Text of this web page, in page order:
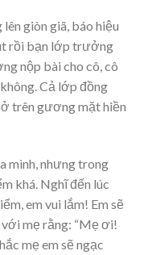
giòn giã, báo hiệu
rồi bạn lớp trưởng
nộp bài cho cô, cô
Cả lớp đồng
trên gương mặt hiền
mình, nhưng trong
khá. Nghĩ đến lúc
em vui lắm! Em sẽ
mẹ rằng: “Mẹ ơi!
mẹ em sẽ ngạc